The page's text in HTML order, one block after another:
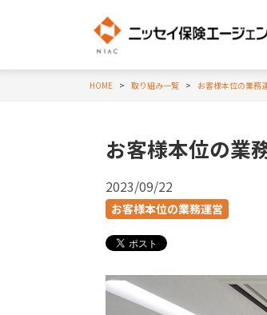
HOME 取り組み一覧 お客様本位の業務
お客様本位の業
2023/09/22
お客様本位の業務運営